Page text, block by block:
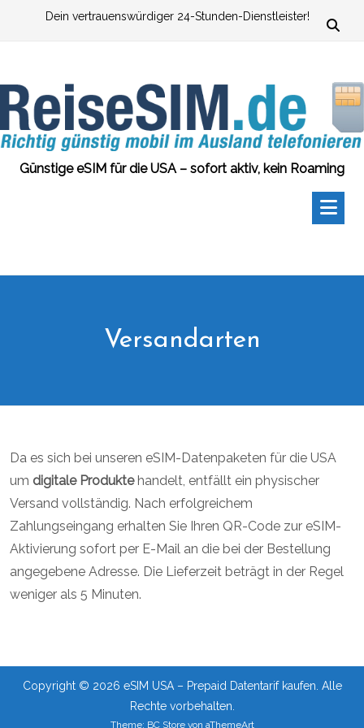
Dein vertrauenswürdiger 24-Stunden-Dienstleister!
Günstige eSIM für die USA – sofort aktiv, kein Roaming
Versandarten
Da es sich bei unseren eSIM-Datenpaketen für die USA
um digitale Produktehandelt, entfällt ein physischer
Versand vollständig. Nach erfolgreichem
Zahlungseingang erhalten Sie Ihren QR-Code zur eSIM-
Aktivierung sofort per E-Mail an die bei der Bestellung
angegebene Adresse. Die Lieferzeit beträgt in der Regel
weniger als 5 Minuten.
Copyright © 2026 eSIM USA – Prepaid Datentarif kaufen. Alle
Rechte vorbehalten.
Theme: BC Storevon aThemeArt